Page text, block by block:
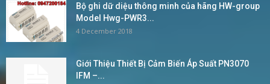
Bộ ghi dữ diệu thông minh của hãng HW-group
Model Hwg-PWR3...
4 December 2018
Giới Thiệu Thiết Bị Cảm Biến Áp Suất PN3070
IFM –...